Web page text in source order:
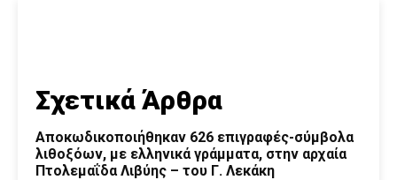
Σχετικά Άρθρα
Αποκωδικοποιήθηκαν 626 επιγραφές-σύμβολα
λιθοξόων, με ελληνικά γράμματα, στην αρχαία
Πτολεμαΐδα Λιβύης – του Γ. Λεκάκη